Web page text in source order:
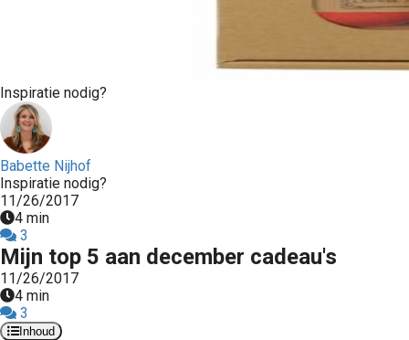
Inspiratie nodig?
Babette Nijhof
Inspiratie nodig?
11/26/2017
4 min
3
Mijn top 5 aan december cadeau's
11/26/2017
4 min
3
Inhoud